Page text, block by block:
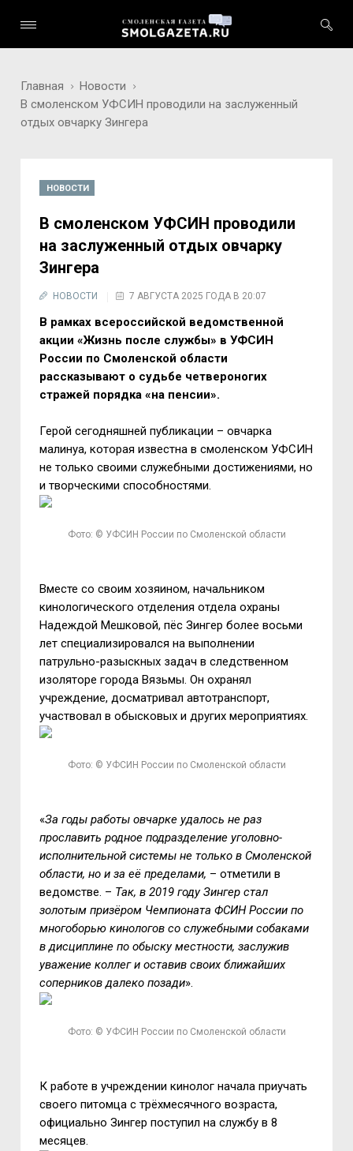
Главная
Новости
В смоленском УФСИН проводили на заслуженный
отдых овчарку Зингера
НОВОСТИ
В смоленском УФСИН проводили
на заслуженный отдых овчарку
Зингера
НОВОСТИ 7 АВГУСТА 2025 ГОДА В 20:07
В рамках всероссийской ведомственной
акции «Жизнь после службы» в УФСИН
России по Смоленской области
рассказывают о судьбе четвероногих
стражей порядка «на пенсии».
Герой сегодняшней публикации – овчарка
малинуа, которая известна в смоленском УФСИН
не только своими служебными достижениями, но
и творческими способностями.
Фото: © УФСИН России по Смоленской области
Вместе со своим хозяином, начальником
кинологического отделения отдела охраны
Надеждой Мешковой, пёс Зингер более восьми
лет специализировался на выполнении
патрульно-разыскных задач в следственном
изоляторе города Вязьмы. Он охранял
учреждение, досматривал автотранспорт,
участвовал в обысковых и других мероприятиях.
Фото: © УФСИН России по Смоленской области
«За годы работы овчарке удалось не раз
прославить родное подразделение уголовно-
исполнительной системы не только в Смоленской
области, но и за её пределами, – отметили в
ведомстве. – Так, в 2019 году Зингер стал
золотым призёром Чемпионата ФСИН России по
многоборью кинологов со служебными собаками
в дисциплине по обыску местности, заслужив
уважение коллег и оставив своих ближайших
соперников далеко позади».
Фото: © УФСИН России по Смоленской области
К работе в учреждении кинолог начала приучать
своего питомца с трёхмесячного возраста,
официально Зингер поступил на службу в 8
месяцев.